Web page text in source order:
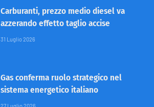
Carburanti, prezzo medio diesel va
azzerando effetto taglio accise
31 Luglio 2026
Gas conferma ruolo strategico nel
sistema energetico italiano
27 Luglio 2026